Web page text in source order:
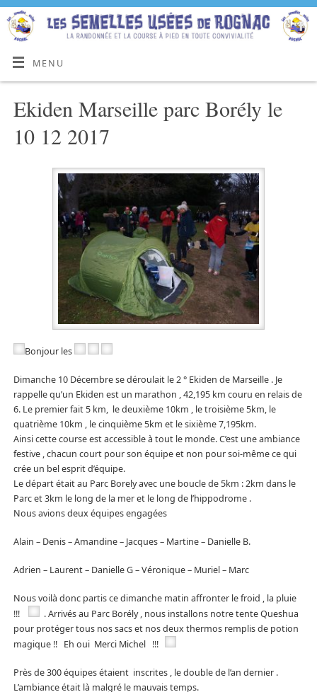
MENU
Ekiden Marseille parc Borély le
10 12 2017
Bonjour les
Dimanche 10 Décembre se déroulait le 2 ° Ekiden de Marseille . Je
rappelle qu’un Ekiden est un marathon , 42,195 km couru en relais de
6. Le premier fait 5 km, le deuxième 10km , le troisième 5km, le
quatrième 10km , le cinquième 5km et le sixième 7,195km.
Ainsi cette course est accessible à tout le monde. C’est une ambiance
festive , chacun court pour son équipe et non pour soi-même ce qui
crée un bel esprit d’équipe.
Le départ était au Parc Borely avec une boucle de 5km : 2km dans le
Parc et 3km le long de la mer et le long de l’hippodrome .
Nous avions deux équipes engagées
Alain – Denis – Amandine – Jacques – Martine – Danielle B.
Adrien – Laurent – Danielle G – Véronique – Muriel – Marc
Nous voilà donc partis ce dimanche matin affronter le froid , la pluie
!!!
. Arrivés au Parc Borély , nous installons notre tente Queshua
pour protéger tous nos sacs et nos deux thermos remplis de potion
magique !! Eh oui Merci Michel !!!
Près de 300 équipes étaient inscrites , le double de l’an dernier .
L’ambiance était là malgré le mauvais temps.